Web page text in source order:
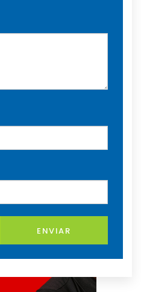
ENVIAR